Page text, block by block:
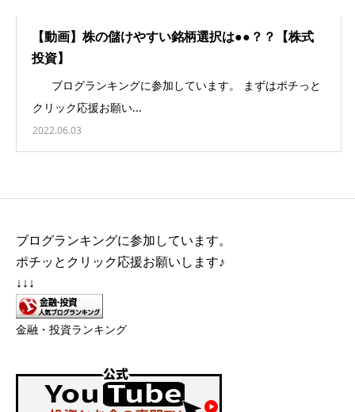
【動画】株の儲けやすい銘柄選択は●●？？【株式
投資】
ブログランキングに参加しています。 まずはポチっと
クリック応援お願い...
2022.06.03
ブログランキングに参加しています。
ポチッとクリック応援お願いします♪
↓↓↓
金融・投資ランキング